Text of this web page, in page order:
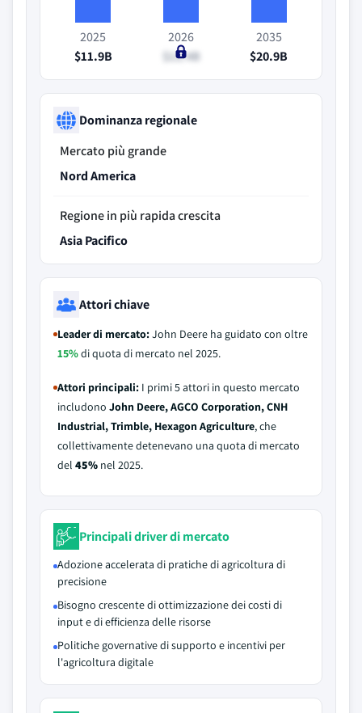
2025
$11.9B
2026
$12.4B
2035
$20.9B
Dominanza regionale
Mercato più grande
Nord America
Regione in più rapida crescita
Asia Pacifico
Attori chiave
Leader di mercato:John Deere ha guidato con oltre
15%di quota di mercato nel 2025.
Attori principali: I primi 5 attori in questo mercato
includono John Deere, AGCO Corporation, CNH
Industrial, Trimble, Hexagon Agriculture, che
collettivamente detenevano una quota di mercato
del 45% nel 2025.
Principali driver di mercato
Adozione accelerata di pratiche di agricoltura di
precisione
Bisogno crescente di ottimizzazione dei costi di
input e di efficienza delle risorse
Politiche governative di supporto e incentivi per
l'agricoltura digitale